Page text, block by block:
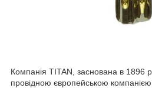
Компанія TITAN, заснована в 1896
провідною європейською компанією